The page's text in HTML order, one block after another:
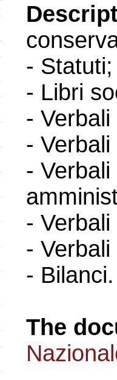
- Statuti;
- Libri
-
-
-
-
-
- Bilanci.
The